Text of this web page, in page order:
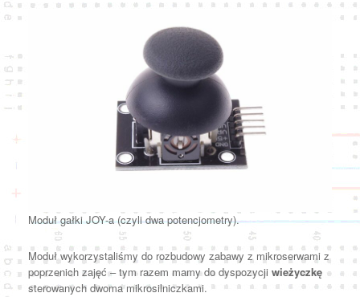
Moduł gałki JOY-a (czyli dwa potencjometry).
Moduł wykorzystaliśmy do rozbudowy zabawy z mikroserwami z
poprzenich zajęć – tym razem mamy do dyspozycji wieżyczkę
sterowanych dwoma mikrosilniczkami.